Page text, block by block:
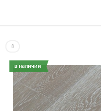
8
в наличии